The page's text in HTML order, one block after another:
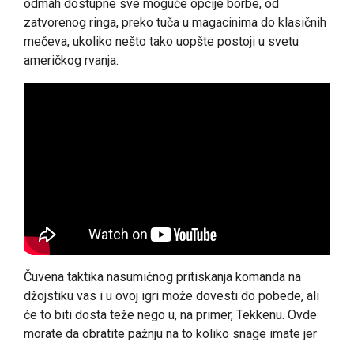
odmah dostupne sve moguće opcije borbe, od
zatvorenog ringa, preko tuča u magacinima do klasičnih
mečeva, ukoliko nešto tako uopšte postoji u svetu
američkog rvanja.
Čuvena taktika nasumičnog pritiskanja komanda na
džojstiku vas i u ovoj igri može dovesti do pobede, ali
će to biti dosta teže nego u, na primer, Tekkenu. Ovde
morate da obratite pažnju na to koliko snage imate jer